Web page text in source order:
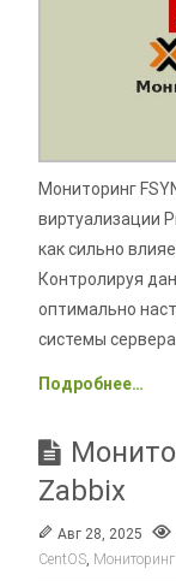
Мониторинг
виртуализации
как сильно
Контролируя
оптимально
системы сервера.
Подробнее…
Zabbix
Авг 28, 2025
CentOS, Мониторинг